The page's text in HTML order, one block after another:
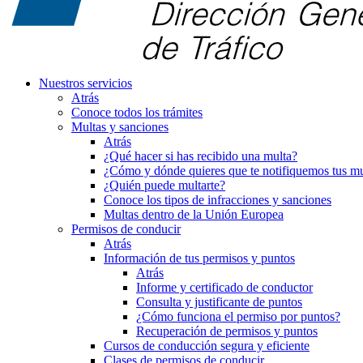
Nuestros servicios
Atrás
Conoce todos los trámites
Multas y sanciones
Atrás
¿Qué hacer si has recibido una multa?
¿Cómo y dónde quieres que te notifiquemos tus
¿Quién puede multarte?
Conoce los tipos de infracciones y sanciones
Multas dentro de la Unión Europea
Permisos de conducir
Atrás
Información de tus permisos y puntos
Atrás
Informe y certificado de conductor
Consulta y justificante de puntos
¿Cómo funciona el permiso por puntos?
Recuperación de permisos y puntos
Cursos de conducción segura y eficiente